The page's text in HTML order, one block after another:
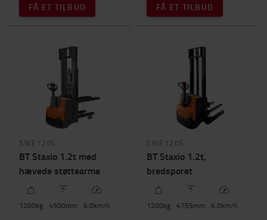
FÅ ET TILBUD FÅ ET TILBUD
SWE120L
BT Staxio 1.2t med
hævede støttearme
1200kg 4500mm 6.0km/h
SWE120S
BT Staxio 1.2t,
bredsporet
1200kg 4755mm 6.0km/h